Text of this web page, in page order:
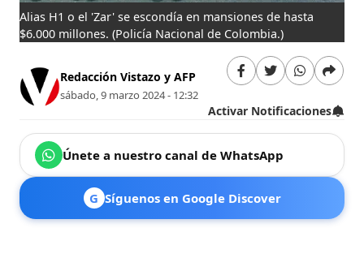
Alias H1 o el 'Zar' se escondía en mansiones de hasta
$6.000 millones.(Policía Nacional de Colombia.)
Redacción Vistazo y AFP
sábado, 9 marzo 2024 - 12:32
Activar Notificaciones
Únete a nuestro canal de WhatsApp
G Síguenos en Google Discover